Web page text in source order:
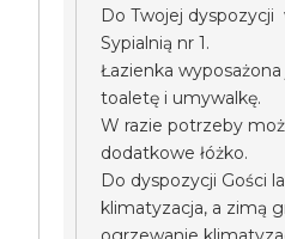
Do Twojej dyspozycji
Sypialnią nr 1.
Łazienka
toaletę i umywalkę.
W razie potrzeby
dodatkowe łóżko.
Do dyspozycji Gości
klimatyzacja, a zimą